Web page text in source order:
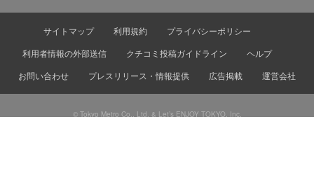
サイトマップ 利用規約
プライバシーポリシー
利用者情報の外部送信
クチコミ投稿ガイドライン
ヘルプ
お問い合わせ
プレスリリース・情報提供 広告掲載 運営会社
© Tokyo Metro Co., Ltd. & Let’s ENJOY TOKYO, Inc.